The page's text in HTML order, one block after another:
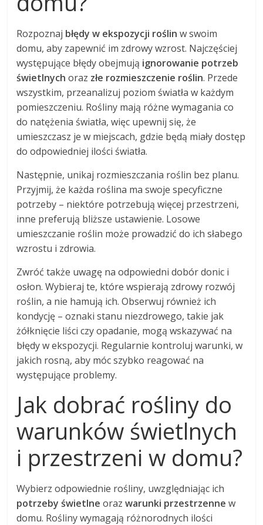
Rozpoznaj błędy w ekspozycji roślin w swoim
domu, aby zapewnić im zdrowy wzrost. Najczęściej
występujące błędy obejmują ignorowanie potrzeb
świetlnych oraz złe rozmieszczenie roślin. Przede
wszystkim, przeanalizuj poziom światła w każdym
pomieszczeniu. Rośliny mają różne wymagania co
do natężenia światła, więc upewnij się, że
umieszczasz je w miejscach, gdzie będą miały dostęp
do odpowiedniej ilości światła.
Następnie, unikaj rozmieszczania roślin bez planu.
Przyjmij, że każda roślina ma swoje specyficzne
potrzeby – niektóre potrzebują więcej przestrzeni,
inne preferują bliższe ustawienie. Losowe
umieszczanie roślin może prowadzić do ich słabego
wzrostu i zdrowia.
Zwróć także uwagę na odpowiedni dobór donic i
osłon. Wybieraj te, które wspierają zdrowy rozwój
roślin, a nie hamują ich. Obserwuj również ich
kondycję – oznaki stanu niezdrowego, takie jak
żółknięcie liści czy opadanie, mogą wskazywać na
błędy w ekspozycji. Regularnie kontroluj warunki, w
jakich rosną, aby móc szybko reagować na
występujące problemy.
Jak dobrać rośliny do
warunków świetlnych
i przestrzeni w domu?
Wybierz odpowiednie rośliny, uwzględniając ich
potrzeby świetlne orazwarunki przestrzenne w
domu. Rośliny wymagają różnorodnych ilości